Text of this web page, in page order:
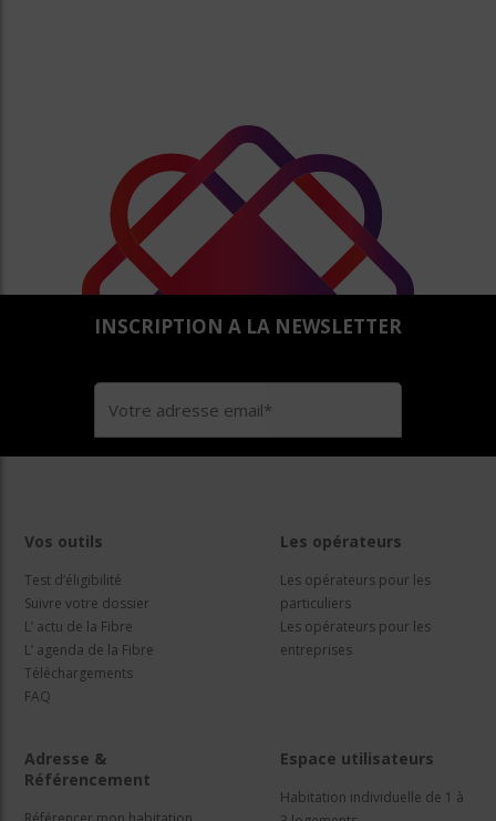
INSCRIPTION A LA NEWSLETTER
Vos outils
Test d’éligibilité
Suivre votre dossier
L’ actu de la Fibre
L’ agenda de la Fibre
Téléchargements
FAQ
Les opérateurs
Les opérateurs pour les
particuliers
Les opérateurs pour les
entreprises
Adresse &
Référencement
Espace utilisateurs
Habitation individuelle de 1 à